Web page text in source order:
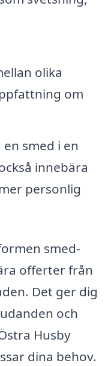
olika
om
smed i en
innebära
personlig
smed-
offerter från
Det ger dig
och
Husby
dina behov.